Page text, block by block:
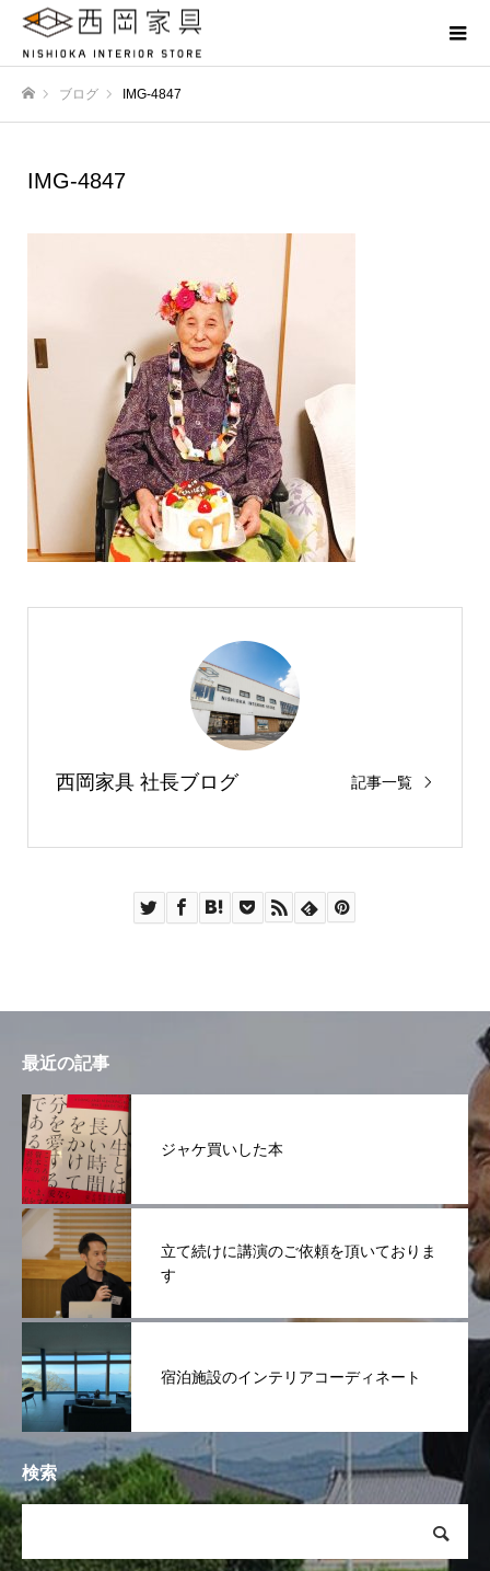
ブログ IMG-4847
IMG-4847
西岡家具 社長ブログ 記事一覧
最近の記事
ジャケ買いした本
立て続けに講演のご依頼を頂いておりま
す
宿泊施設のインテリアコーディネート
検索